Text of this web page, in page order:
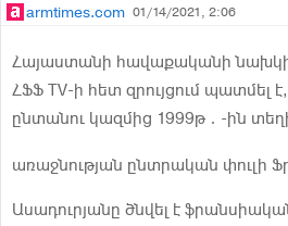
armtimes.com 01/14/2021, 2:06
Հայաստանի հավաքականի
ՀՖՖ TV-ի հետ զրույցում պատմել
ընտանու կազմից 1999թ․-ին
առաջնության ընտրական փուլի
Ասադուրյանը ծնվել է